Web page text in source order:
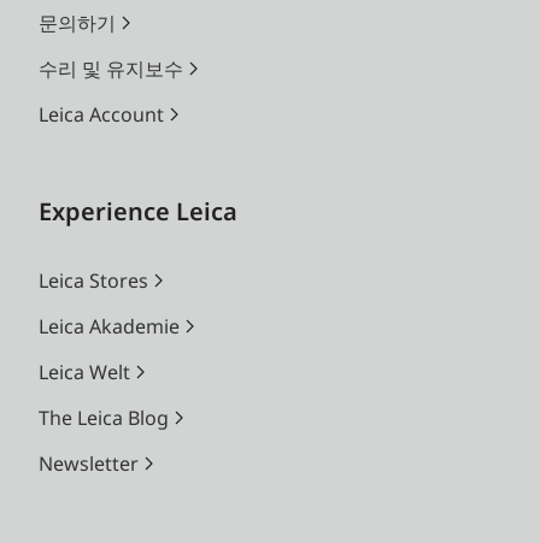
문의하기
수리 및 유지보수
Leica Account
Experience Leica
Leica Stores
Leica Akademie
Leica Welt
The Leica Blog
Newsletter